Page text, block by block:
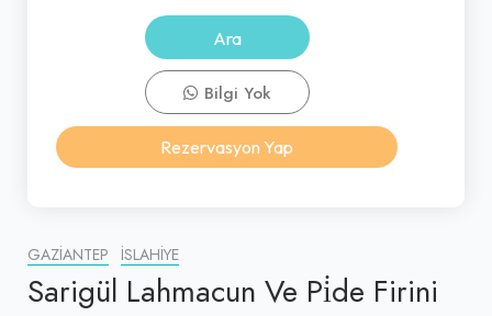
GAZIANTEP İSLAHIYE
Sarigül Lahmacun Ve Pi̇de Firini
Ara
Bilgi Yok
Rezervasyon Yap